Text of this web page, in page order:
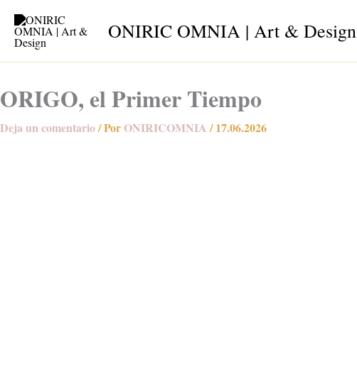
contenido
ONIRIC OMNIA | Art & Design
ORIGO, el Primer Tiempo
Deja un comentario/ PorONIRICOMNIA/17.06.2026